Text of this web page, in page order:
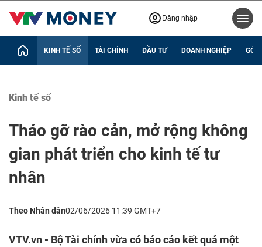
Đăng nhập
KINH TẾ SỐ TÀI CHÍNH ĐẦU TƯ DOANH NGHIỆP GÓC
Kinh tế số
Tháo gỡ rào cản, mở rộng không
gian phát triển cho kinh tế tư
nhân
Theo Nhân dân02/06/2026 11:39 GMT+7
VTV.vn - Bộ Tài chính vừa có báo cáo kết quả một